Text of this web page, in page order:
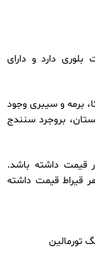
دارد و دارای
برمه و سیبری وجود
بروجرد سنندج
تورمالین پارایبا می‌تواند 5000 دلار قیمت داشته باشد.
می‌توانند 60000 دلار در هر قیراط قیمت داشته
تورمالین